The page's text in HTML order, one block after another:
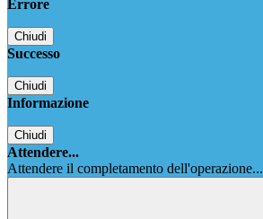
Errore
Chiudi
Successo
Chiudi
Informazione
Chiudi
Attendere...
Attendere il completamento dell'operazione...